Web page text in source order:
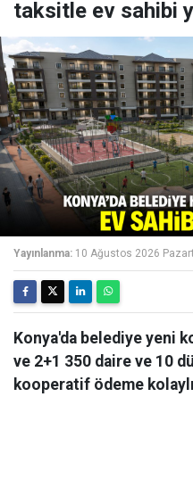
taksitle ev sahibi
Yayınlanma: 10 Ağustos 2026
Konya'da belediye yeni
ve 2+1 350 daire ve 10
kooperatif ödeme